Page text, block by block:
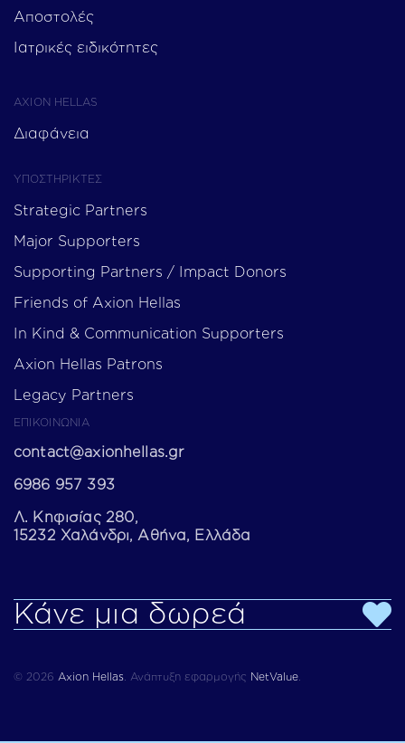
Αποστολές
Ιατρικές ειδικότητες
AXION HELLAS
Διαφάνεια
ΥΠΟΣΤΗΡΙΚΤΕΣ
Strategic Partners
Major Supporters
Supporting Partners / Impact Donors
Friends of Axion Hellas
In Kind & Communication Supporters
Axion Hellas Patrons
Legacy Partners
ΕΠΙΚΟΙΝΩΝΙΑ
contact@axionhellas.gr
6986 957 393
Λ. Κηφισίας 280,
15232 Χαλάνδρι, Αθήνα, Ελλάδα
Κάνε μια δωρεά
© 2026 Axion Hellas Ανάπτυξη εφαρμογής NetValue